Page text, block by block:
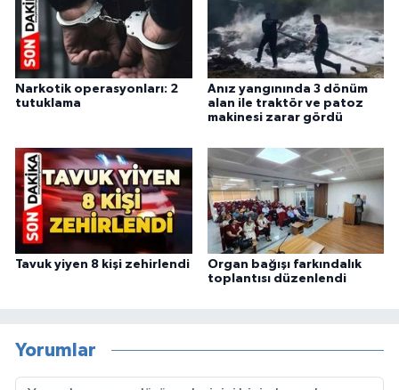
Narkotik operasyonları: 2
tutuklama
Anız yangınında 3 dönüm
alan ile traktör ve patoz
makinesi zarar gördü
Tavuk yiyen 8 kişi zehirlendi
Organ bağışı farkındalık
toplantısı düzenlendi
Yorumlar